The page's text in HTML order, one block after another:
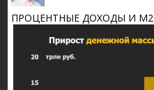
ПРОЦЕНТНЫЕ ДОХОДЫ И М2